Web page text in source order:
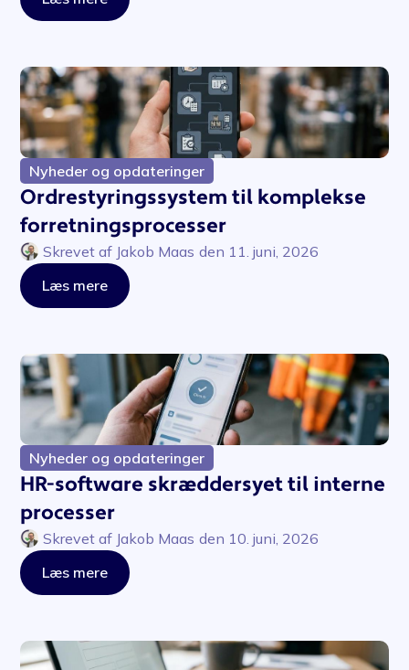
Nyheder og opdateringer
Ordrestyringssystem til komplekse
forretningsprocesser
Skrevet af Jakob Maas den 11. juni, 2026
Læs mere
Nyheder og opdateringer
HR-software skræddersyet til interne
processer
Skrevet af Jakob Maas den 10. juni, 2026
Læs mere